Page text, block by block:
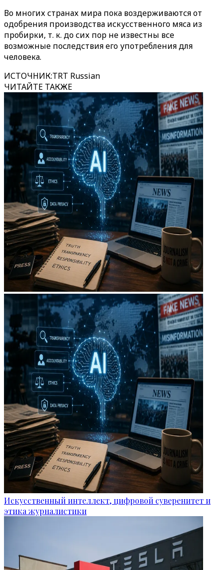
Во многих странах мира пока воздерживаются от
одобрения производства искусственного мяса из
пробирки, т. к. до сих пор не известны все
возможные последствия его употребления для
человека.
ИСТОЧНИК:TRT Russian
ЧИТАЙТЕ ТАКЖЕ
Искусственный интеллект, цифровой суверенитет и
этика журналистики